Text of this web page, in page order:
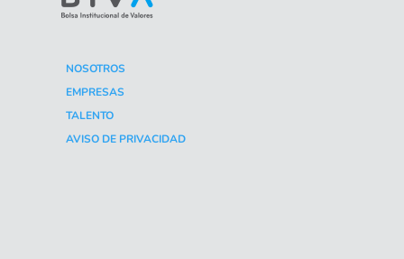
NOSOTROS
EMPRESAS
TALENTO
AVISO DE PRIVACIDAD